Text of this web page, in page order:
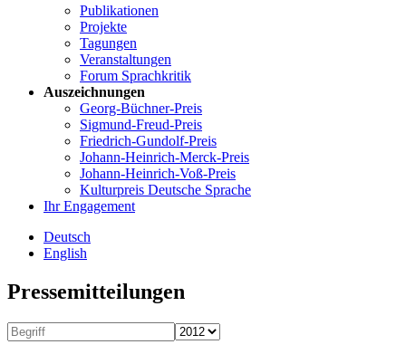
Publikationen
Projekte
Tagungen
Veranstaltungen
Forum Sprachkritik
Auszeichnungen
Georg-Büchner-Preis
Sigmund-Freud-Preis
Friedrich-Gundolf-Preis
Johann-Heinrich-Merck-Preis
Johann-Heinrich-Voß-Preis
Kulturpreis Deutsche Sprache
Ihr Engagement
Deutsch
English
Presse­mitteilungen